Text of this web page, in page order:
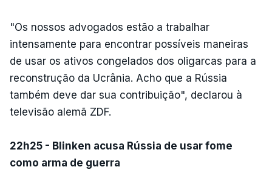
"Os nossos advogados estão a trabalhar
intensamente para encontrar possíveis maneiras
de usar os ativos congelados dos oligarcas para a
reconstrução da Ucrânia. Acho que a Rússia
também deve dar sua contribuição", declarou à
televisão alemã ZDF.
22h25 - Blinken acusa Rússia de usar fome
como arma de guerra